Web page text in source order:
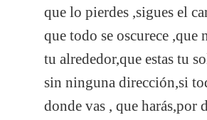
que lo pierdes ,sigues el
que todo se oscurece ,que
tu alrededor,que estas tu
sin ninguna dirección,si
donde vas , que harás,por